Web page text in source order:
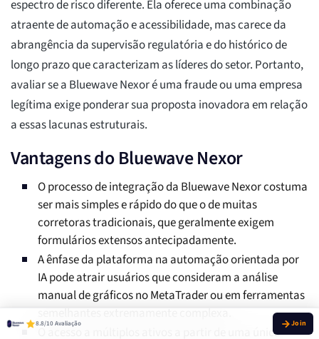
espectro de risco diferente. Ela oferece uma combinação
atraente de automação e acessibilidade, mas carece da
abrangência da supervisão regulatória e do histórico de
longo prazo que caracterizam as líderes do setor. Portanto,
avaliar se a Bluewave Nexor é uma fraude ou uma empresa
legítima exige ponderar sua proposta inovadora em relação
a essas lacunas estruturais.
Vantagens do Bluewave Nexor
O processo de integração da Bluewave Nexor costuma
ser mais simples e rápido do que o de muitas
corretoras tradicionais, que geralmente exigem
formulários extensos antecipadamente.
A ênfase da plataforma na automação orientada por
IA pode atrair usuários que consideram a análise
manual de gráficos no MetaTrader ou em ferramentas
O acesso a múltiplos ativos a partir de uma única
8.8/10 Avaliação